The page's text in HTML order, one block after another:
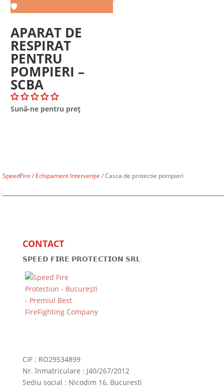
🛡️
APARAT DE
RESPIRAT
PENTRU
POMPIERI –
SCBA
Sună-ne pentru preț
SpeedFire / Echipament Intervenție / Casca de protectie pompieri
CONTACT
𝗦𝗣𝗘𝗘𝗗 𝗙𝗜𝗥𝗘 𝗣𝗥𝗢𝗧𝗘𝗖𝗧𝗜𝗢𝗡 𝗦𝗥𝗟
CIF : RO29534899
Nr. înmatriculare : J40/267/2012
Sediu social : Nicodim 16, Bucuresti